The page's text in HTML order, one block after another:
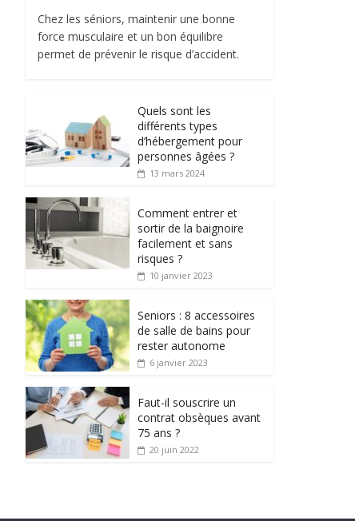
Chez les séniors, maintenir une bonne
force musculaire et un bon équilibre
permet de prévenir le risque d’accident.
Quels sont les
différents types
d’hébergement pour
personnes âgées ?
13 mars 2024
Comment entrer et
sortir de la baignoire
facilement et sans
risques ?
10 janvier 2023
Seniors : 8 accessoires
de salle de bains pour
rester autonome
6 janvier 2023
Faut-il souscrire un
contrat obsèques avant
75 ans ?
20 juin 2022